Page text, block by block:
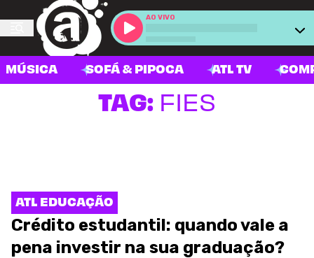
AO VIVO
MÚSICA SOFÁ & PIPOCA ATL TV
TAG: FIES
ATL EDUCAÇÃO
Crédito estudantil: quando vale a
pena investir na sua graduação?